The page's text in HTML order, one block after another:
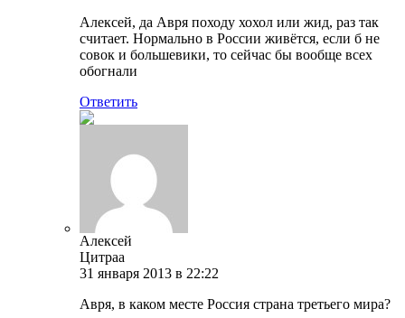
Алексей, да Авря походу хохол или жид, раз так
считает. Нормально в России живётся, если б не
совок и большевики, то сейчас бы вообще всех
обогнали
Ответить
Алексей
Цитраа
31 января 2013 в 22:22
Авря, в каком месте Россия страна третьего мира?